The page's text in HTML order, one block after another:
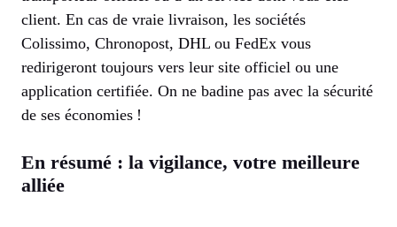
client. En cas de vraie livraison, les sociétés
Colissimo, Chronopost, DHL ou FedEx vous
redirigeront toujours vers leur site officiel ou une
application certifiée. On ne badine pas avec la sécurité
de ses économies !
En résumé : la vigilance, votre meilleure
alliée